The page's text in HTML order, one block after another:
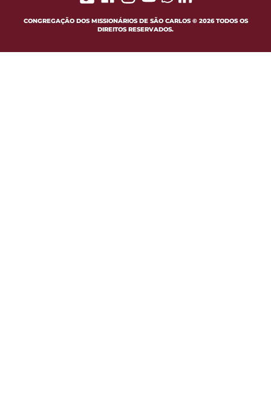
CONGREGAÇÃO DOS MISSIONÁRIOS DE SÃO CARLOS © 2026 TODOS OS
DIREITOS RESERVADOS.